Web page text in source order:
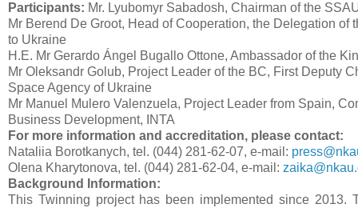
Participants: Mr. Lyubomyr Sabadosh, Chairman of the
Mr Berend De Groot, Head of Cooperation, the Delegation of
to Ukraine
H.E. Mr Gerardo Ángel Bugallo Ottone, Ambassador of the
Mr Oleksandr Golub, Project Leader of the BC, First Deputy
Space Agency of Ukraine
Mr Manuel Mulero Valenzuela, Project Leader from Spain,
Business Development, INTA
For more information and accreditation, please contact:
Nataliia Borotkanych, tel. (044) 281-62-07, e-mail:
Olena Kharytonova, tel. (044) 281-62-04, e-mail:
Background Information:
This Twinning project has been implemented since 2013.